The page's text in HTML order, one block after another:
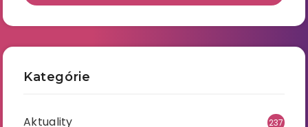
Kategórie
Aktuality 237